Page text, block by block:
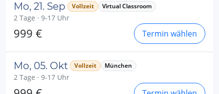
Mo, 21. Sep Vollzeit Virtual Classroom
2 Tage · 9-17 Uhr
999 € Termin wählen
Mo, 05. Okt Vollzeit München
2 Tage · 9-17 Uhr